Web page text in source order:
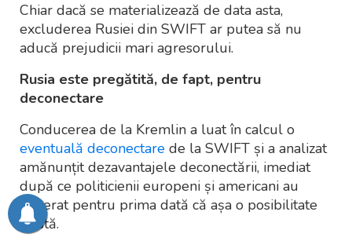
Chiar dacă se materializează de data asta,
excluderea Rusiei din SWIFT ar putea să nu
aducă prejudicii mari agresorului.
Rusia este pregătită, de fapt, pentru
deconectare
Conducerea de la Kremlin a luat în calcul o
eventuală deconectare de la SWIFT și a analizat
amănunțit dezavantajele deconectării, imediat
după ce politicienii europeni și americani au
sugerat pentru prima dată că așa o posibilitate
există.